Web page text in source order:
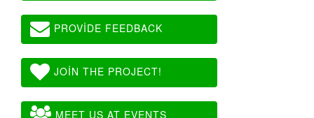
PROVIDE FEEDBACK
JOIN THE PROJECT!
MEET US AT EVENTS